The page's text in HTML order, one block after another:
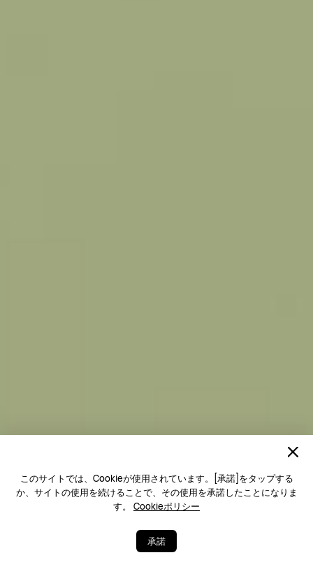
このサイトでは、Cookieが使用されています。[承諾]をタップする
か、サイトの使用を続けることで、その使用を承諾したことになりま
す。 Cookieポリシー
承諾